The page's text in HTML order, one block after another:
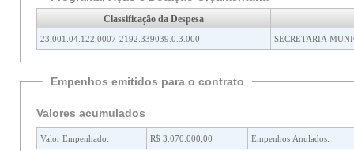
Classificação da Despesa
23.001.04.122.0007-2192.339039.0.3.000 SECRETARIA
Empenhos emitidos para o contrato
Valores acumulados
Valor Empenhado: R$ 3.070.000,00 Empenhos Anulados: